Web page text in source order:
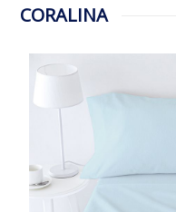
CORALINA